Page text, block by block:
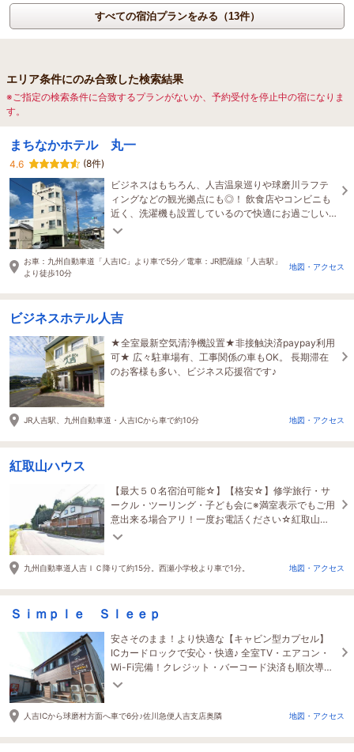
すべての宿泊プランをみる（13件）
エリア条件にのみ合致した検索結果
※ご指定の検索条件に合致するプランがないか、予約受付を停止中の宿になりま
す。
まちなかホテル 丸一
4.6
(8件)
ビジネスはもちろん、人吉温泉巡りや球磨川ラフテ
ィングなどの観光拠点にも◎！ 飲食店やコンビニも
近く、洗濯機も設置しているので快適にお過ごしい
ただけます。 お一人様につき一本ドリンクサービス
お車：九州自動車道「人吉IC」より車で5分／電車：JR肥薩線「人吉駅」
より徒歩10分
地図・アクセス
ビジネスホテル人吉
★全室最新空気清浄機設置★非接触決済paypay利用
可★ 広々駐車場有、工事関係の車もOK。 長期滞在
のお客様も多い、ビジネス応援宿です♪
JR人吉駅、九州自動車道・人吉ICから車で約10分 地図・アクセス
紅取山ハウス
【最大５０名宿泊可能☆】【格安☆】修学旅行・サ
ークル・ツーリング・子ども会に※満室表示でもご用
意出来る場合アリ！一度お電話ください☆紅取山ハ
ウスで検索☆
九州自動車道人吉ＩＣ降りて約15分。西瀬小学校より車で1分。 地図・アクセス
Ｓｉｍｐｌｅ Ｓｌｅｅｐ
安さそのまま！より快適な【キャビン型カプセル】
ICカードロックで安心・快適♪ 全室TV・エアコン・
Wi-Fi完備！クレジット・バーコード決済も順次導
入！ 人吉滞在の拠点にどうぞ！
人吉ICから球磨村方面へ車で6分♪佐川急便人吉支店奥隣 地図・アクセス